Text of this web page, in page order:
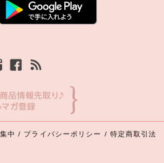
中 / プライバシーポリシー / 特定商取引法